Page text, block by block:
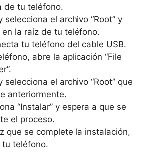
de tu teléfono.
selecciona el archivo “Root” y
en la raíz de tu teléfono.
tu teléfono del cable USB.
abre la aplicación “File
selecciona el archivo “Root” que
anteriormente.
“Instalar” y espera a que se
el proceso.
que se complete la instalación,
tu teléfono.